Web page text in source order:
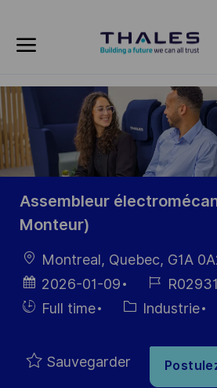
-
Assembleur
Monteur)
localisation
Montreal, Quebec, G1A
Date
d’affichage
2026-01-09
Référence
du poste
HiringFull time Catégorie
Industrie
Sauvegarder